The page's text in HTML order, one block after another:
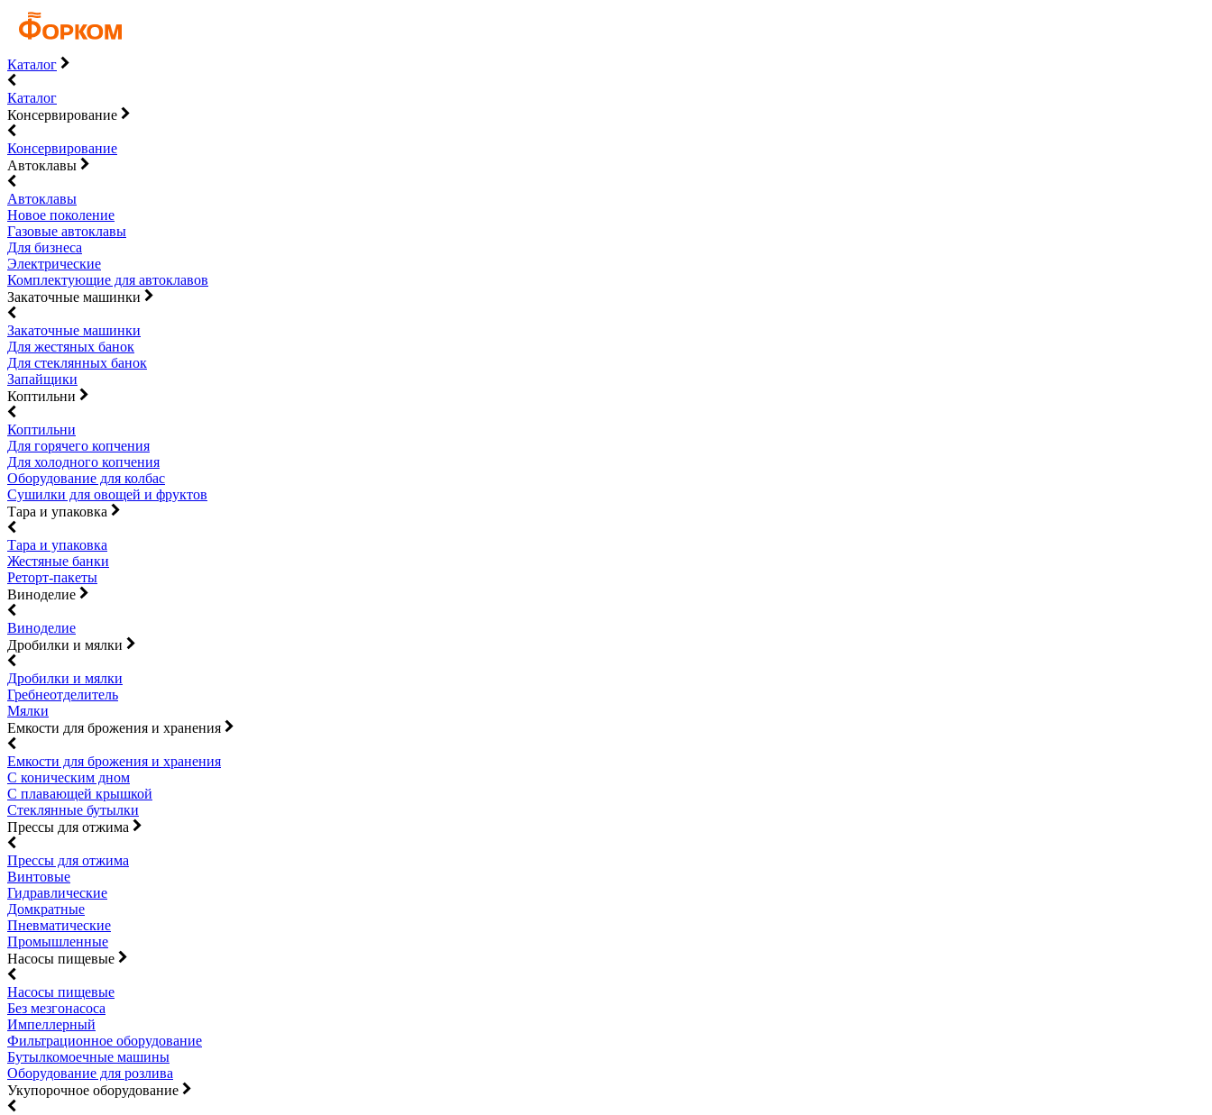
Каталог
Каталог
Консервирование
Консервирование
Автоклавы
Автоклавы
Новое поколение
Газовые автоклавы
Для бизнеса
Электрические
Комплектующие для автоклавов
Закаточные машинки
Закаточные машинки
Для жестяных банок
Для стеклянных банок
Запайщики
Коптильни
Коптильни
Для горячего копчения
Для холодного копчения
Оборудование для колбас
Сушилки для овощей и фруктов
Тара и упаковка
Тара и упаковка
Жестяные банки
Реторт-пакеты
Виноделие
Виноделие
Дробилки и мялки
Дробилки и мялки
Гребнеотделитель
Мялки
Емкости для брожения и хранения
Емкости для брожения и хранения
С коническим дном
С плавающей крышкой
Стеклянные бутылки
Прессы для отжима
Прессы для отжима
Винтовые
Гидравлические
Домкратные
Пневматические
Промышленные
Насосы пищевые
Насосы пищевые
Без мезгонасоса
Импеллерный
Фильтрационное оборудование
Бутылкомоечные машины
Оборудование для розлива
Укупорочное оборудование